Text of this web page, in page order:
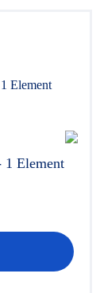
1 Element